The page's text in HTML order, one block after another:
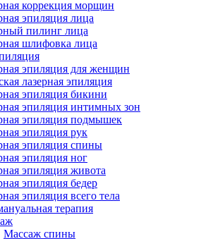
коррекция морщин
эпиляция лица
пилинг лица
шлифовка лица
эпиляция для женщин
лазерная эпиляция
эпиляция бикини
эпиляция интимных зон
эпиляция подмышек
эпиляция рук
эпиляция спины
эпиляция ног
эпиляция живота
эпиляция бедер
эпиляция всего тела
терапия
Массаж спины